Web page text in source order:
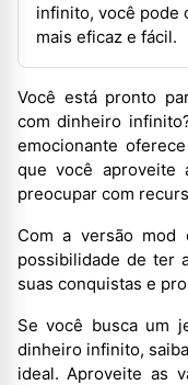
infinito, você pode
mais eficaz e fácil.
Você está pronto
com dinheiro
emocionante
que você aproveite
preocupar com
Com a versão mod
possibilidade de ter
suas conquistas e
Se você busca um
dinheiro infinito,
ideal. Aproveite as